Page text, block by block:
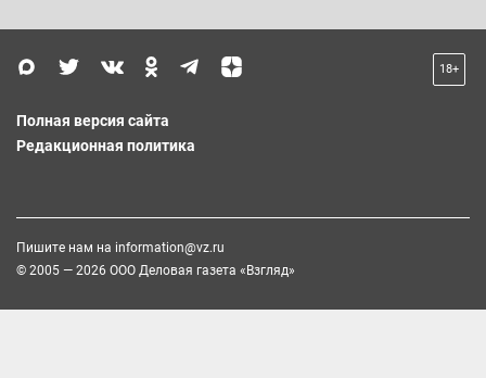
18+
Полная версия сайта
Редакционная политика
Пишите нам на information@vz.ru
© 2005 — 2026 ООО Деловая газета «Взгляд»